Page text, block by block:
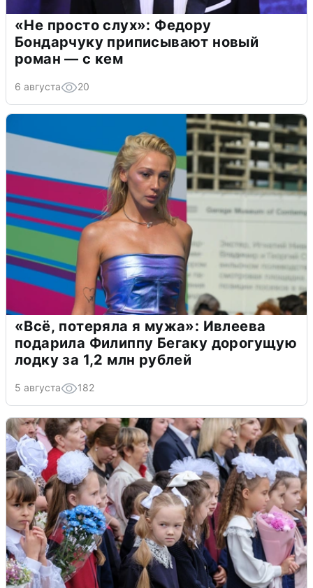
«Не просто слух»: Федору
Бондарчуку приписывают новый
роман — с кем
6 августа 20
«Всё, потеряла я мужа»: Ивлеева
подарила Филиппу Бегаку дорогущую
лодку за 1,2 млн рублей
5 августа 182